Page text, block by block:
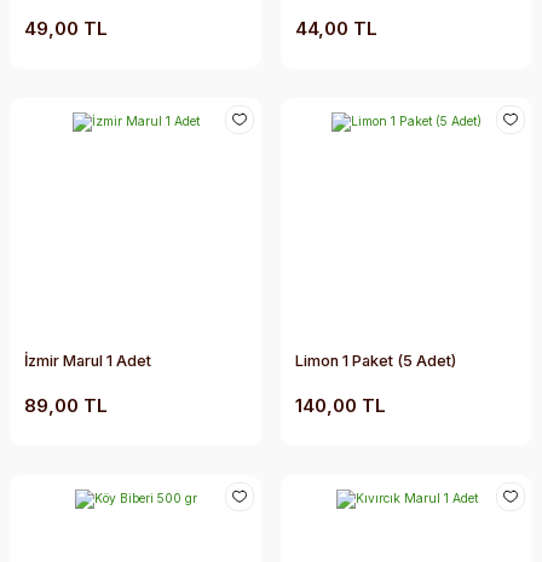
49,00 TL 44,00 TL
İzmir Marul 1 Adet
89,00 TL
Limon 1 Paket (5 Adet)
140,00 TL